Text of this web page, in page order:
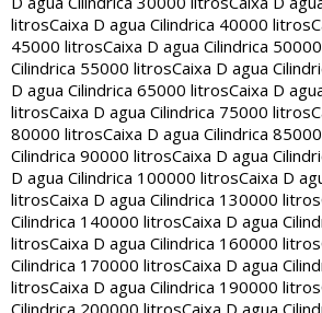
litrosCaixa D agua Cilindrica 40000 litros
45000 litrosCaixa D agua Cilindrica
Cilindrica 55000 litrosCaixa D agua
D agua Cilindrica 65000 litrosCaixa D
litrosCaixa D agua Cilindrica 75000 litros
80000 litrosCaixa D agua Cilindrica
Cilindrica 90000 litrosCaixa D agua
D agua Cilindrica 100000 litrosCaixa D
litrosCaixa D agua Cilindrica 130000 litros
Cilindrica 140000 litrosCaixa D agua
litrosCaixa D agua Cilindrica 160000 litros
Cilindrica 170000 litrosCaixa D agua
litrosCaixa D agua Cilindrica 190000 litros